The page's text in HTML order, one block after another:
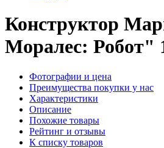
Конструктор
Моралес: Робот"
Фотографии и цена
Преимущества покупки у нас
Характеристики
Описание
Похожие товары
Рейтинг и отзывы
К списку товаров